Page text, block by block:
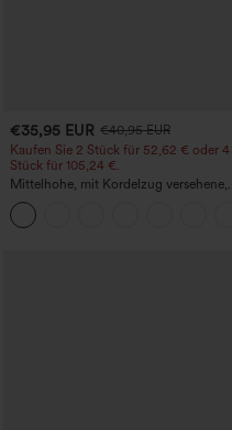
€35,95 EUR €40,95 EUR
Kaufen Sie 2 Stück für 52,62 € oder 4
Stück für 105,24 €.
Mittelhohe, mit Kordelzug versehene,
schnelltrocknende Golfhose mit schmal
zulaufendem Schnitt, abgerundetem
Saum und Taschen – UPF 40+